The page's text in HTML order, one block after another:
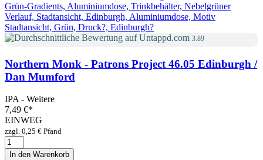
3.89
Northern Monk - Patrons Project 46.05 Edinburgh /
Dan Mumford
IPA - Weitere
7,49 €*
EINWEG
zzgl. 0,25 € Pfand
In den Warenkorb